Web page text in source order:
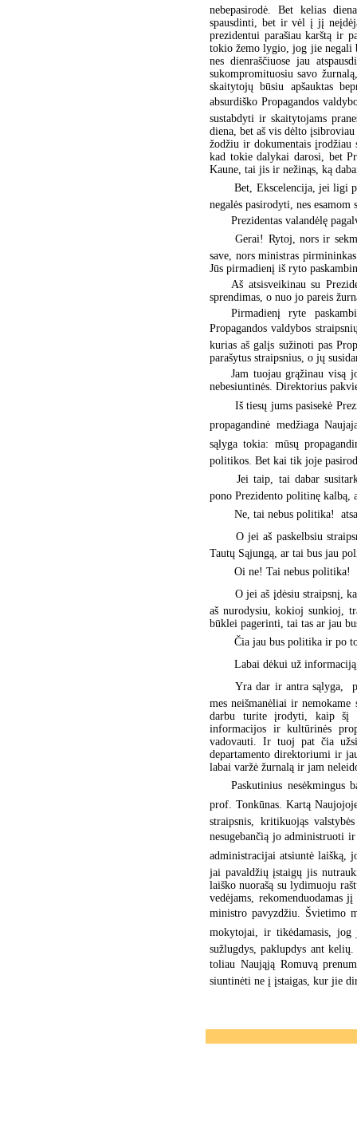
nebepasirodė. Bet kelias
spausdinti, bet ir vėl į jį
prezidentui parašiau karštą ir
tokio žemo lygio, jog jie negali
nes dienraščiuose jau
sukompromituosiu savo
skaitytojų būsiu apšauktas
absurdiško Propagandos
sustabdyti ir skaitytojams
diena, bet aš vis dėlto
žodžiu ir dokumentais įrodžiau
kad tokie dalykai darosi, bet
Kaune, tai jis ir nežinąs, ką
 Bet, Ekscelencija, jei ligi
negalės pasirodyti, nes
Prezidentas valandėlę
 Gerai! Rytoj, nors ir
save, nors ministras
Jūs pirmadienį iš ryto
Aš atsisveikinau su
sprendimas, o nuo jo pareis
Pirmadienį ryte
Propagandos valdybos
kurias aš galįs sužinoti pas
parašytus straipsnius, o jų
Jam tuojau grąžinau visą
nebesiuntinės. Direktorius
 Iš tiesų jums pasisekė
propagandinė medžiaga
sąlyga tokia: mūsų
politikos. Bet kai tik joje
 Jei taip, tai dabar
pono Prezidento politinę kalbą,
 Ne, tai nebus politika! 
 O jei aš paskelbsiu
Tautų Sąjungą, ar tai bus jau
 Oi ne! Tai nebus politika!
 O jei aš įdėsiu
aš nurodysiu, kokioj sunkioj,
būklei pagerinti, tai tas ar jau
 Čia jau bus politika ir po
 Labai dėkui už
 Yra dar ir antra sąlyga,
mes neišmanėliai ir
darbu turite įrodyti, kaip šį
informacijos ir kultūrinės
vadovauti. Ir tuoj pat čia
departamento direktoriumi ir
labai varžė žurnalą ir jam
Paskutinius nesėkmingus
prof. Tonkūnas. Kartą
straipsnis, kritikuojąs
nesugebančią jo administruoti
administracijai atsiuntė laišką,
jai pavaldžių įstaigų jis
laiško nuorašą su lydimuoju
vedėjams, rekomenduodamas
ministro pavyzdžiu. Švietimo
mokytojai, ir tikėdamasis, jog
sužlugdys, paklupdys ant
toliau Naująją Romuvą
siuntinėti ne į įstaigas, kur jie